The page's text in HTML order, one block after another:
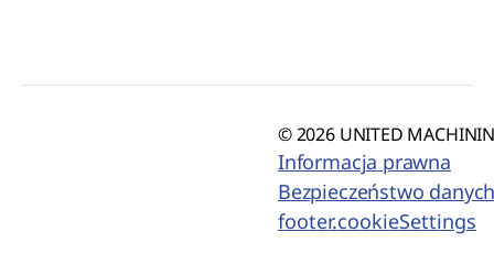
© 2026 UNITED
Informacja prawna
Bezpieczeństwo
footer.cookieSettings